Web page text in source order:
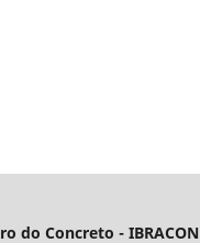
do Concreto - IBRACON